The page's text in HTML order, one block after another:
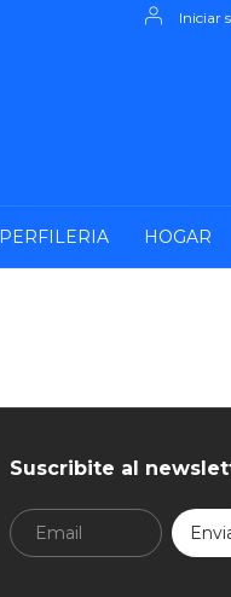
Iniciar
PERFILERIA HOGAR
Suscribite al